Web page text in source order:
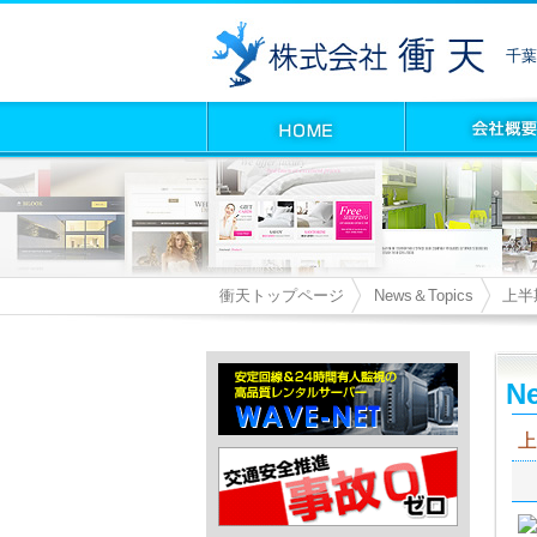
千
衝天トップページ News＆Topics 上半